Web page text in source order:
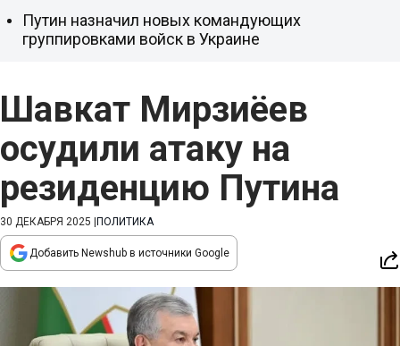
Шавкат Мирзиёев
осудили атаку на
резиденцию Путина
30 ДЕКАБРЯ 2025 ПОЛИТИКА
Добавить Newshub в источники Google
Путин назначил новых командующих
группировками войск в Украине